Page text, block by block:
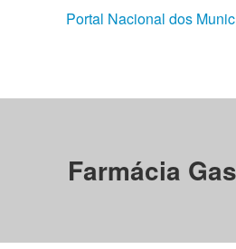
Portal Nacional dos
Farmácia